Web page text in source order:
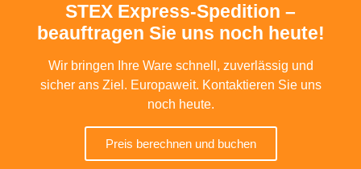
STEX Express-Spedition –
beauftragen Sie uns noch heute!
Wir bringen Ihre Ware schnell, zuverlässig und
sicher ans Ziel. Europaweit. Kontaktieren Sie uns
noch heute.
Preis berechnen und buchen